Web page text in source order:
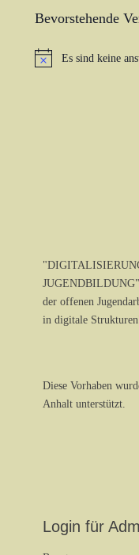
Bevorstehende
Hinweis
Es sind keine
der offenen
in digitale
Diese Vorhaben
Anhalt unterstützt.
Login für